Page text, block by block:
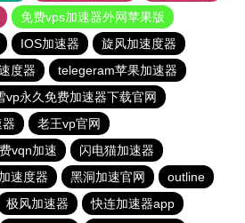
免费vps加速器外网苹果版
IOS加速器
旋风加速度器
度器
telegeram苹果加速器
vp永久免费加速器下载官网
老王vp官网
vqn加速
闪电猫加速器
速度器 黑洞加速官网
outline
极风加速器 快连加速器app